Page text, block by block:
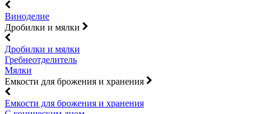
Виноделие
Дробилки и мялки
Дробилки и мялки
Гребнеотделитель
Мялки
Емкости для брожения и хранения
Емкости для брожения и хранения